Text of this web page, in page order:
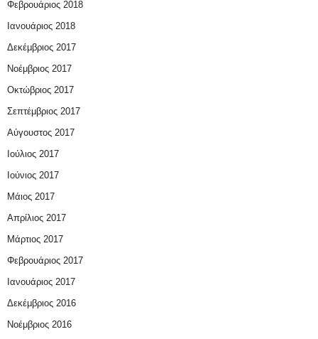
Φεβρουάριος 2018
Ιανουάριος 2018
Δεκέμβριος 2017
Νοέμβριος 2017
Οκτώβριος 2017
Σεπτέμβριος 2017
Αύγουστος 2017
Ιούλιος 2017
Ιούνιος 2017
Μάιος 2017
Απρίλιος 2017
Μάρτιος 2017
Φεβρουάριος 2017
Ιανουάριος 2017
Δεκέμβριος 2016
Νοέμβριος 2016